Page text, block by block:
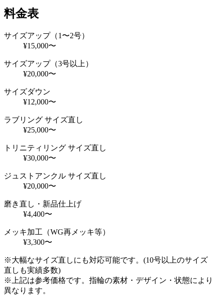
料金表
サイズアップ（1〜2号）
¥15,000〜
サイズアップ（3号以上）
¥20,000〜
サイズダウン
¥12,000〜
ラブリング サイズ直し
¥25,000〜
トリニティリング サイズ直し
¥30,000〜
ジュストアンクル サイズ直し
¥20,000〜
磨き直し・新品仕上げ
¥4,400〜
メッキ加工（WG再メッキ等）
¥3,300〜
※大幅なサイズ直しにも対応可能です。(10号以上のサイズ
直しも実績多数)
※上記は参考価格です。指輪の素材・デザイン・状態により
異なります。